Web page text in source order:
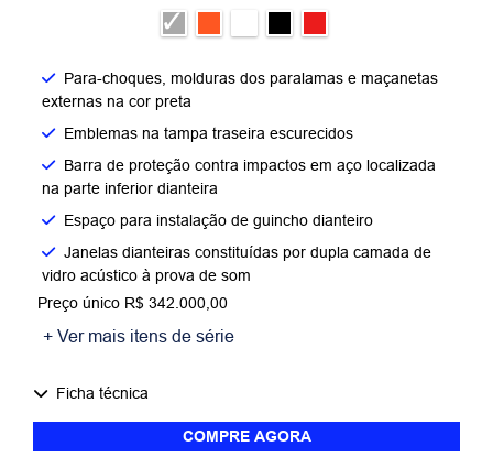
Para-choques, molduras dos paralamas e maçanetas
externas na cor preta
Emblemas na tampa traseira escurecidos
Barra de proteção contra impactos em aço localizada
na parte inferior dianteira
Espaço para instalação de guincho dianteiro
Janelas dianteiras constituídas por dupla camada de
vidro acústico à prova de som
Preço único R$ 342.000,00
+ Ver mais itens de série
Ficha técnica
COMPRE AGORA